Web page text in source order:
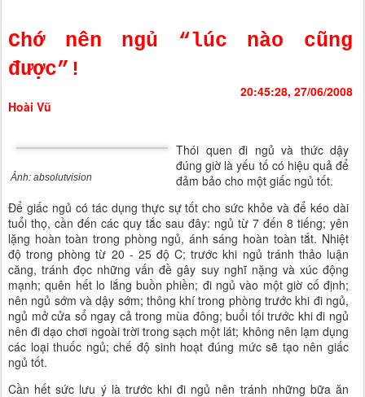
Chớ nên ngủ “lúc nào cũng
được”!
20:45:28, 27/06/2008
Hoài Vũ
Ảnh: absolutvision
Thói quen đi ngủ và thức dậy
đúng giờ là yếu tố có hiệu quả để
đảm bảo cho một giấc ngủ tốt.
Để giấc ngủ có tác dụng thực sự tốt cho sức khỏe và để kéo dài
tuổi thọ, cần đến các quy tắc sau đây: ngủ từ 7 đến 8 tiếng; yên
lặng hoàn toàn trong phòng ngủ, ánh sáng hoàn toàn tắt. Nhiệt
độ trong phòng từ 20 - 25 độ C; trước khi ngủ tránh thảo luận
căng, tránh đọc những vấn đề gây suy nghĩ nặng và xúc động
mạnh; quên hết lo lắng buồn phiền; đi ngủ vào một giờ cố định;
nên ngủ sớm và dậy sớm; thông khí trong phòng trước khi đi ngủ,
ngủ mở cửa sổ ngay cả trong mùa đông; buổi tối trước khi đi ngủ
nên đi dạo chơi ngoài trời trong sạch một lát; không nên lạm dụng
các loại thuốc ngủ; chế độ sinh hoạt đúng mức sẽ tạo nên giấc
ngủ tốt.
Cần hết sức lưu ý là trước khi đi ngủ nên tránh những bữa ăn